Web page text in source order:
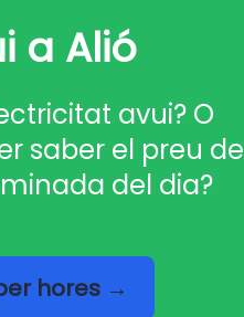
a Alió
avui? O
saber el preu de
del dia?
hores →